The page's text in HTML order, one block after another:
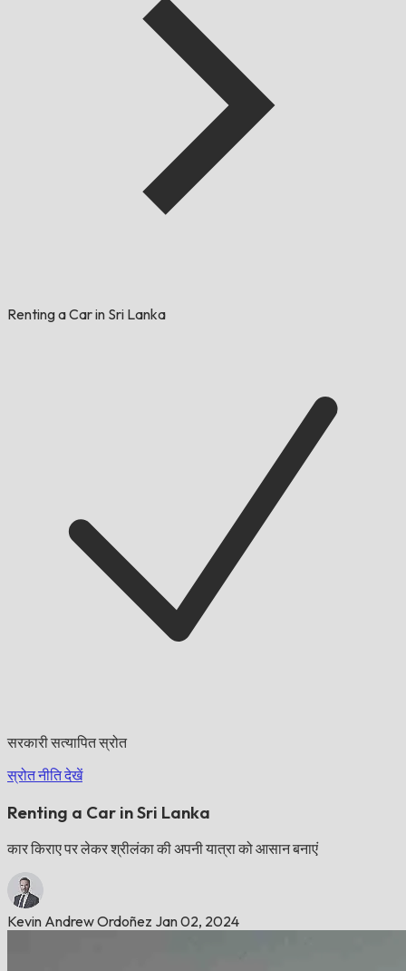
Renting a Car in Sri Lanka
सरकारी सत्यापित स्रोत
स्रोत नीति देखें
Renting a Car in Sri Lanka
कार किराए पर लेकर श्रीलंका की अपनी यात्रा को आसान बनाएं
Kevin Andrew Ordoñez Jan 02, 2024